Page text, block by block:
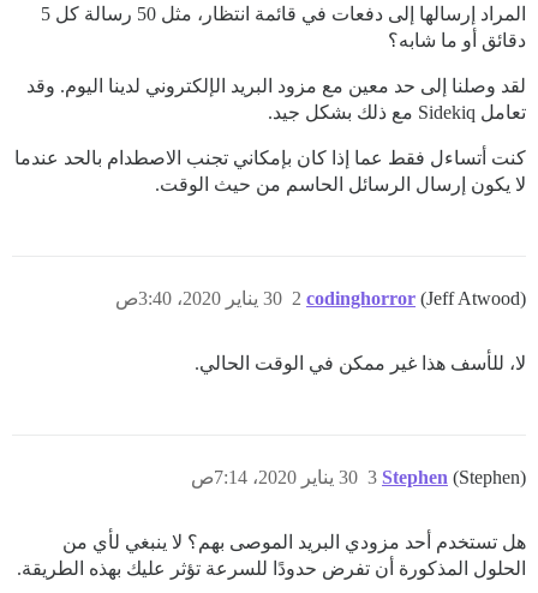
المراد إرسالها إلى دفعات في قائمة انتظار، مثل 50 رسالة كل 5
دقائق أو ما شابه؟
لقد وصلنا إلى حد معين مع مزود البريد الإلكتروني لدينا اليوم. وقد
تعامل Sidekiq مع ذلك بشكل جيد.
كنت أتساءل فقط عما إذا كان بإمكاني تجنب الاصطدام بالحد عندما
لا يكون إرسال الرسائل الحاسم من حيث الوقت.
codinghorror (Jeff Atwood) 30 يناير 2020، 3:40ص 2
لا، للأسف هذا غير ممكن في الوقت الحالي.
Stephen (Stephen) 30 يناير 2020، 7:14ص 3
هل تستخدم أحد مزودي البريد الموصى بهم؟ لا ينبغي لأي من
الحلول المذكورة أن تفرض حدودًا للسرعة تؤثر عليك بهذه الطريقة.